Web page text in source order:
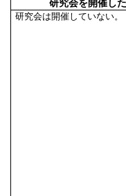
研究会を開催し
研究会は開催していない。